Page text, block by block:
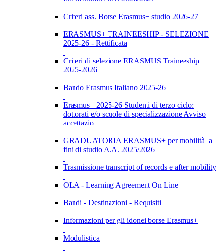
Criteri ass. Borse Erasmus+ studio 2026-27
ERASMUS+ TRAINEESHIP - SELEZIONE
2025-26 - Rettificata
Criteri di selezione ERASMUS Traineeship
2025-2026
Bando Erasmus Italiano 2025-26
Erasmus+ 2025-26 Studenti di terzo ciclo:
dottorati e/o scuole di specializzazione Avviso
accettazio
GRADUATORIA ERASMUS+ per mobilità a
fini di studio A.A. 2025/2026
Trasmissione transcript of records e after mobility
OLA - Learning Agreement On Line
Bandi - Destinazioni - Requisiti
Informazioni per gli idonei borse Erasmus+
Modulistica